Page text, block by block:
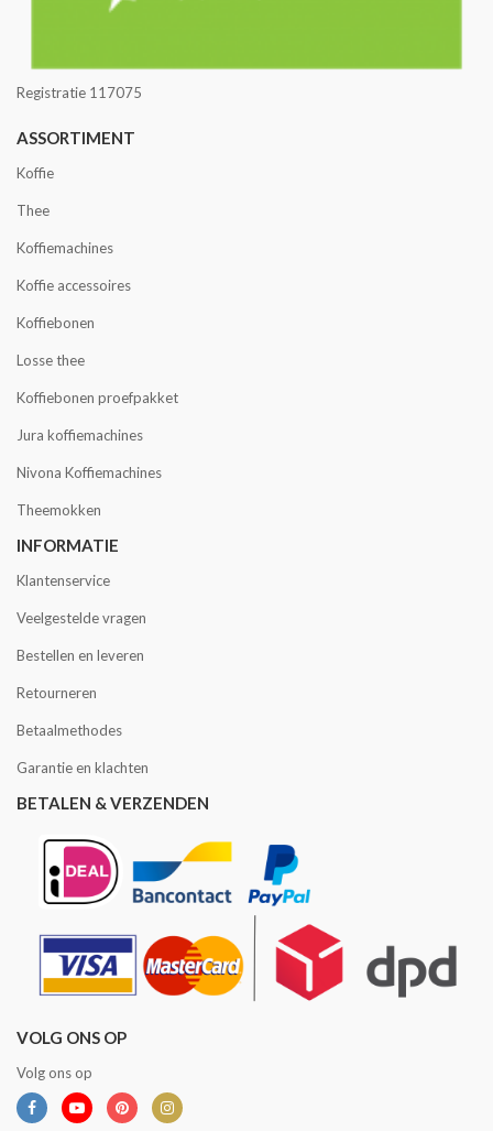
Registratie 117075
ASSORTIMENT
Koffie
Thee
Koffiemachines
Koffie accessoires
Koffiebonen
Losse thee
Koffiebonen proefpakket
Jura koffiemachines
Nivona Koffiemachines
Theemokken
INFORMATIE
Klantenservice
Veelgestelde vragen
Bestellen en leveren
Retourneren
Betaalmethodes
Garantie en klachten
BETALEN & VERZENDEN
VOLG ONS OP
Volg ons op